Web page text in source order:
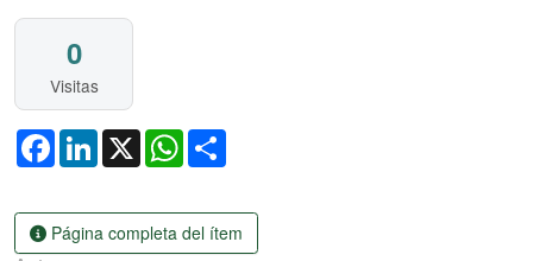
0
Visitas
FacebookLinkedIn
X WhatsApp
Página completa del ítem